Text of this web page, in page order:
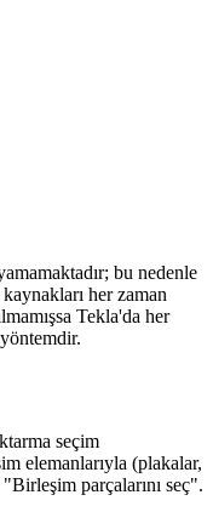
bu nedenle
her zaman
Tekla'da her
seçim
elemanlarıyla (plakalar,
parçalarını seç".